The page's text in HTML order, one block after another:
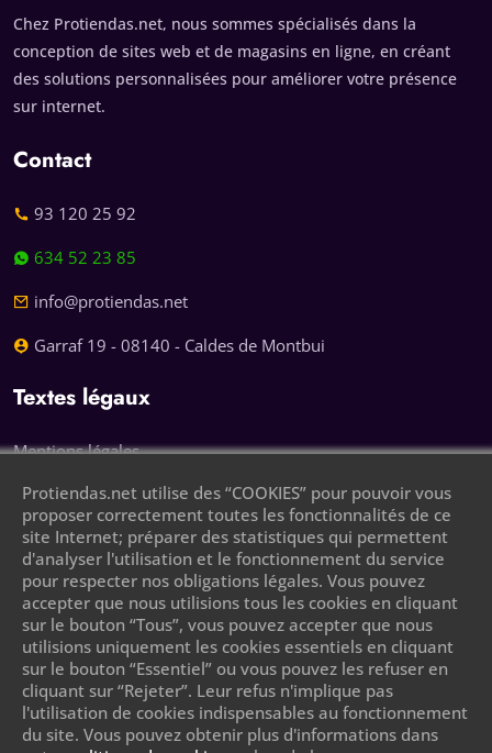
Chez Protiendas.net, nous sommes spécialisés dans la
conception de sites web et de magasins en ligne, en créant
des solutions personnalisées pour améliorer votre présence
sur internet.
Contact
93 120 25 92
634 52 23 85
info@protiendas.net
Garraf 19 - 08140 - Caldes de Montbui
Textes légaux
Mentions légales
Politique de confidentialité
Politique des cookies
Laissez votre numéro de téléphone et nous
vous appellerons
Protiendas.net utilise des “COOKIES” pour pouvoir vous
proposer correctement toutes les fonctionnalités de ce
site Internet; préparer des statistiques qui permettent
d'analyser l'utilisation et le fonctionnement du service
pour respecter nos obligations légales. Vous pouvez
accepter que nous utilisions tous les cookies en cliquant
sur le bouton “Tous”, vous pouvez accepter que nous
utilisions uniquement les cookies essentiels en cliquant
sur le bouton “Essentiel” ou vous pouvez les refuser en
cliquant sur “Rejeter”. Leur refus n'implique pas
l'utilisation de cookies indispensables au fonctionnement
du site. Vous pouvez obtenir plus d'informations dans